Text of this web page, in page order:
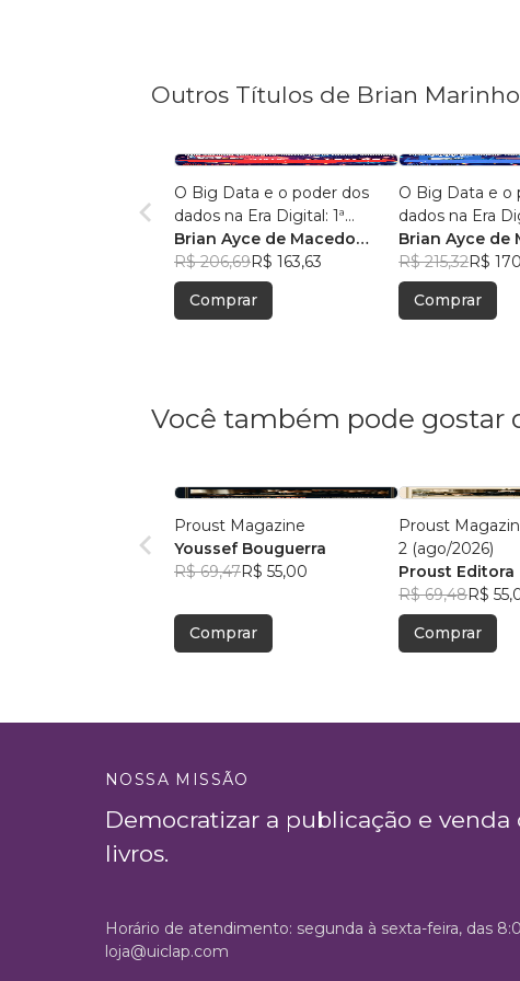
Outros Títulos de Brian Marinho
O Big Data e o poder dos
dados na Era Digital: 1ª
Edição.
Brian Ayce de Macedo
Marinho
R$ 206,69R$ 163,63
Comprar
O Big Data e o
dados na Era
Edição:
Brian Ayce de
Marinho
R$ 215,32R$
Comprar
Você também pode gostar
Proust Magazine
Youssef Bouguerra
R$ 69,47R$ 55,00
Comprar
Proust
2 (ago/2026)
Proust Editora
R$ 69,48R$
Comprar
NOSSA MISSÃO
Democratizar a publicação e venda
livros.
Horário de atendimento: segunda à sexta-feira, das
loja@uiclap.com